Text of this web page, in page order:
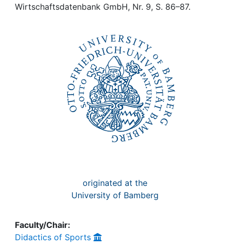
My FIS
Wirtschaftsdatenbank GmbH, Nr. 9, S. 86–87.
originated at the
University of Bamberg
Faculty/Chair:
Didactics of Sports